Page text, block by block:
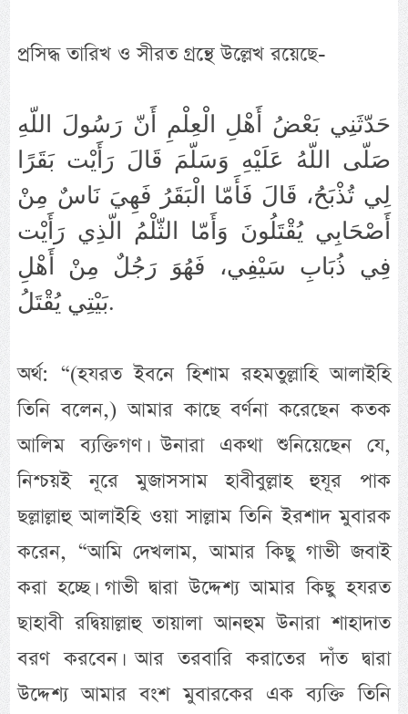
প্রসিদ্ধ তারিখ ও সীরত গ্রন্থে উল্লেখ রয়েছে-
حَدّثَنِي بَعْضُ أَهْلِ الْعِلْمِ أَنّ رَسُولَ اللّهِ
صَلّى اللّهُ عَلَيْهِ وَسَلّمَ قَالَ رَأَيْت بَقَرًا
لِي تُذْبَحُ، قَالَ فَأَمّا الْبَقَرُ فَهِيَ نَاسٌ مِنْ
أَصْحَابِي يُقْتَلُونَ وَأَمّا الثّلْمُ الّذِي رَأَيْت
فِي ذُبَابِ سَيْفِي، فَهُوَ رَجُلٌ مِنْ أَهْلِ
بَيْتِي يُقْتَلُ.
অর্থ: “(হযরত ইবনে হিশাম রহমতুল্লাহি আলাইহি
তিনি বলেন,) আমার কাছে বর্ণনা করেছেন কতক
আলিম ব্যক্তিগণ। উনারা একথা শুনিয়েছেন যে,
নিশ্চয়ই নূরে মুজাসসাম হাবীবুল্লাহ হুযূর পাক
ছল্লাল্লাহু আলাইহি ওয়া সাল্লাম তিনি ইরশাদ মুবারক
করেন, “আমি দেখলাম, আমার কিছু গাভী জবাই
করা হচ্ছে। গাভী দ্বারা উদ্দেশ্য আমার কিছু হযরত
ছাহাবী রদ্বিয়াল্লাহু তায়ালা আনহুম উনারা শাহাদাত
বরণ করবেন। আর তরবারি করাতের দাঁত দ্বারা
উদ্দেশ্য আমার বংশ মুবারকের এক ব্যক্তি তিনি